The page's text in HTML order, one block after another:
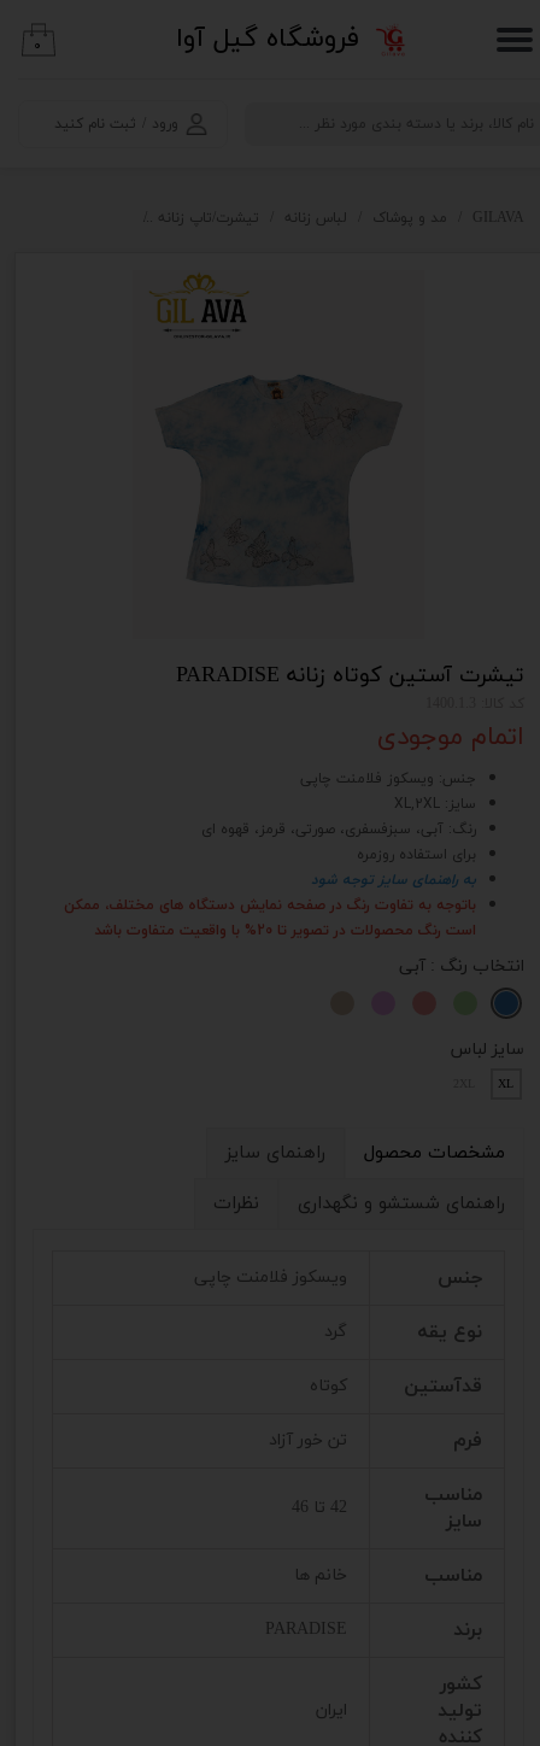
​فروشگاه گیل آوا
ورود ثبت نام کنید
حساب کاربری من
خروج از حساب کاربری
۰
GILAVA مد و پوشاک لباس زنانه تیشرت/تاپ زنانه
تیشرت آستین کوتاه زنانه PARADISE
اتمام موجودی
جنس: ویسکوز فلامنت چاپی
سایز: XL,2XL
رنگ: آبی، سبزفسفری، صورتی، قرمز، قهوه ای
برای استفاده روزمره
به راهنمای سایز توجه شود
باتوجه به تفاوت رنگ در صفحه نمایش دستگاه های مختلف، ممکن
است رنگ محصولات در تصویر تا 20% با واقعیت متفاوت باشد
انتخاب رنگ : آبی
سایز لباس
XL
مشخصات محصول
راهنمای سایز
راهنمای شستشو و نگهداری
نظرات
جنس ویسکوز فلامنت چاپی
نوع یقه گرد
قدآستین کوتاه
فرم تن خور آزاد
مناسب
سایز
42 تا 46
مناسب خانم ها
برند PARADISE
کشور
تولید
کننده
ایران